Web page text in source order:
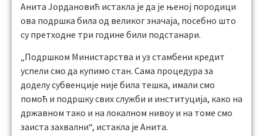
Анита Јордановић истакла је да је њеној породици
ова подршка била од великог значаја, посебно што
су претходне три године били подстанари.
„Подршком Министарства и уз стамбени кредит
успели смо да купимо стан. Сама процедура за
доделу субвенције није била тешка, имали смо
помоћ и подршку свих служби и институција, како на
државном тако и на локалном нивоу и на томе смо
заиста захвални“, истакла је Анита.